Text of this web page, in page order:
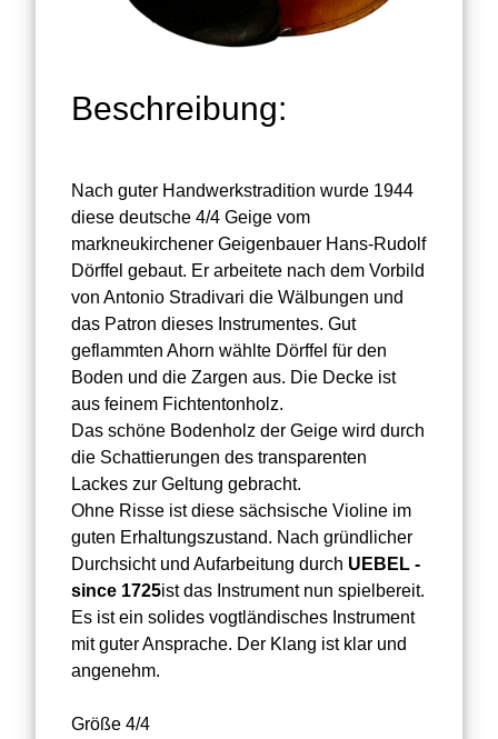
Beschreibung:
Nach guter Handwerkstradition wurde 1944
diese deutsche 4/4 Geige vom
markneukirchener Geigenbauer Hans-Rudolf
Dörffel gebaut. Er arbeitete nach dem Vorbild
von Antonio Stradivari die Wälbungen und
das Patron dieses Instrumentes. Gut
geflammten Ahorn wählte Dörffel für den
Boden und die Zargen aus. Die Decke ist
aus feinem Fichtentonholz.
Das schöne Bodenholz der Geige wird durch
die Schattierungen des transparenten
Lackes zur Geltung gebracht.
Ohne Risse ist diese sächsische Violine im
guten Erhaltungszustand. Nach gründlicher
Durchsicht und Aufarbeitung durch UEBEL -
since 1725ist das Instrument nun spielbereit.
Es ist ein solides vogtländisches Instrument
mit guter Ansprache. Der Klang ist klar und
angenehm.
Größe 4/4